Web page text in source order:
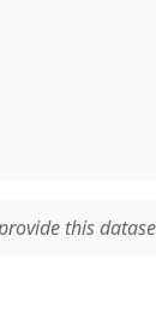
this